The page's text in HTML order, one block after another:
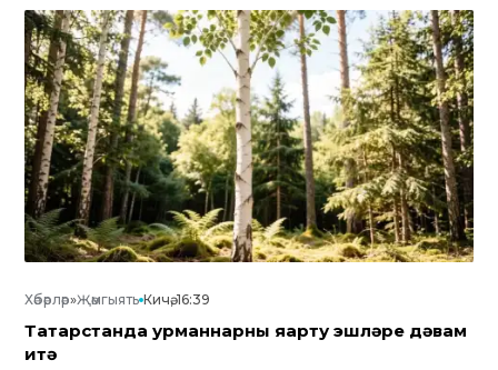
Хәбәрләр»Җәмгыять Кичә, 16:39
Татарстанда урманнарны яңарту эшләре дәвам
итә